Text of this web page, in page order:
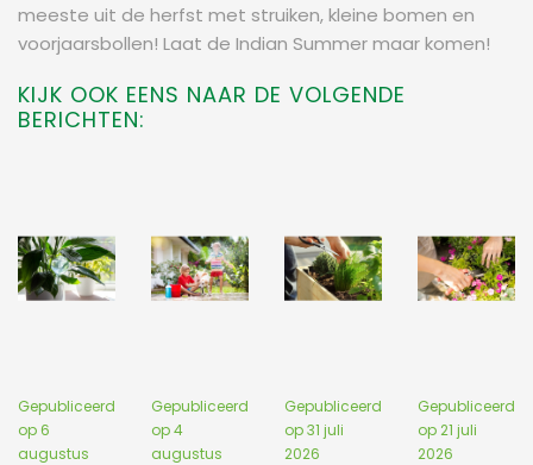
meeste uit de herfst met struiken, kleine bomen en
voorjaarsbollen! Laat de Indian Summer maar komen!
KIJK OOK EENS NAAR DE VOLGENDE
BERICHTEN:
Gepubliceerd
op6
augustus
Gepubliceerd
op4
augustus
Gepubliceerd
op31 juli
2026
Gepubliceerd
op21 juli
2026